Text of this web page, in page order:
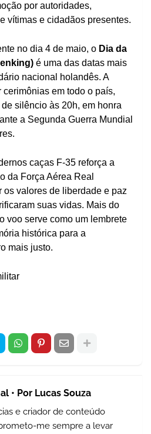
por autoridades,
vítimas e cidadãos presentes.
no dia 4 de maio, o Dia da
é uma das datas mais
nacional holandês. A
em todo o país,
silêncio às 20h, em honra
a Segunda Guerra Mundial
caças F-35 reforça a
da Força Aérea Real
os valores de liberdade e paz
suas vidas. Mais do
voo serve como um lembrete
histórica para a
mais justo.
• Por Lucas Souza
e criador de conteúdo
me sempre a levar